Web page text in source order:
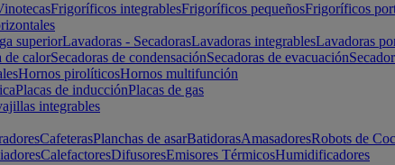
Frigoríficos integrablesFrigoríficos pequeñosFrigoríficos
superiorLavadoras - SecadorasLavadoras integrablesLavadoras
de calorSecadoras de condensaciónSecadoras de evacuación
Hornos pirolíticosHornos multifunción
Placas de inducciónPlacas de gas
integrables
CafeterasPlanchas de asarBatidorasAmasadoresRobots de
CalefactoresDifusoresEmisores TérmicosHumidificadores